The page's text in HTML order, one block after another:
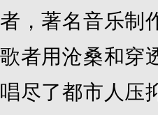
者，著名音乐制
歌者用沧桑和穿
唱尽了都市人压